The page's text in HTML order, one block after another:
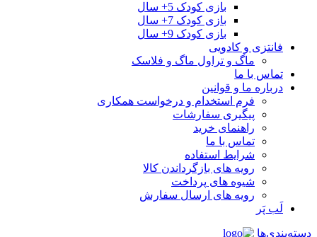
بازی کودک 5+ سال
بازی کودک 7+ سال
بازی کودک 9+ سال
فانتزی و کادویی
ماگ و تراول ماگ و فلاسک
تماس با ما
درباره ما و قوانین
فرم استخدام و درخواست همکاری
پیگیری سفارشات
راهنمای خرید
تماس با ما
شرایط استفاده
رویه های بازگرداندن کالا
شیوه های پرداخت
رویه های ارسال سفارش
لَب پَر
دسته‌بندی‌ها